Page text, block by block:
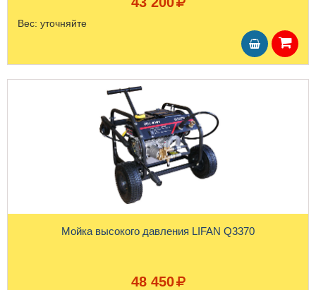
Вес: уточняйте
Мойка высокого давления LIFAN Q3370
48 450